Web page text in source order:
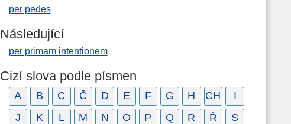
per pedes
Následující
per primam intentionem
Cizí slova podle písmen
A B C Č D E F G H CH
I
J
K L M N O P Q R Ř
S